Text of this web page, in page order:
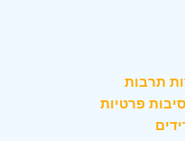
תרבות
פרטיות